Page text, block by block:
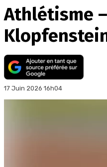
Athlétisme
17 Juin 2026 16h04